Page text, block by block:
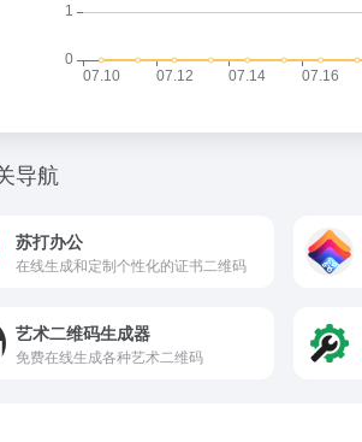
导航
苏打办公
在线生成和定制个性化的证书二维码
艺术二维码生成器
免费在线生成各种艺术二维码